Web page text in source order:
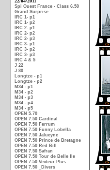
Spi Ouest France - Class 6.50
Grand Surprise
IRC 1- p1
IRC 1- p2
IRC 2- p1
IRC 2- p2
IRC 2- p3
IRC 3- p1
IRC 3- p2
IRC 3- p3
IRC 4 & 5
J 22
J 80
Longtze - p1
Longtze - p2
M34 - p1
M34 - p2
M34 - p3
M34 - p4
M34 - p5
OPEN 5.70
OPEN 7.50 Cardinal
OPEN 7.50 Ferrum
OPEN 7.50 Funny Lobella
OPEN 7.50 Jalucyne
OPEN 7.50 Prince de Bretagne
OPEN 7.50 Red Bill
OPEN 7.50 Safran
OPEN 7.50 Tour de Belle Ile
OPEN 7.50 Vecteur Plus
OPEN 7.50 _Divers